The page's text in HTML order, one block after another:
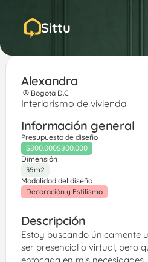
Sittu
Alexandra
Bogotá D.C
Interiorismo de vivienda
Información general
Presupuesto de diseño
$800.000$800.000
Dimensión
35m2
Modalidad del diseño
Decoración y Estilismo
Descripción
Estoy buscando únicamente
ser presencial o virtual, pero